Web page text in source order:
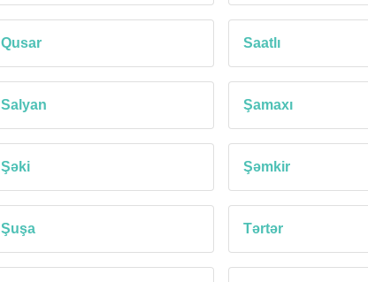
Qusar Saatlı
Salyan Şamaxı
Şəki Şəmkir
Şuşa Tərtər